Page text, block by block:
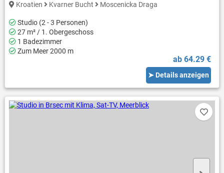
Kroatien Kvarner Bucht Moscenicka Draga
Studio (2 - 3 Personen)
27 m² / 1. Obergeschoss
1 Badezimmer
Zum Meer 2000 m
ab 64.29 €
➤ Details anzeigen